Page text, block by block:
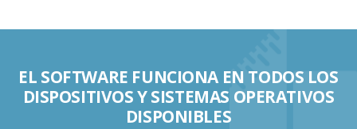
EL SOFTWARE FUNCIONA EN TODOS LOS
DISPOSITIVOS Y SISTEMAS OPERATIVOS
DISPONIBLES